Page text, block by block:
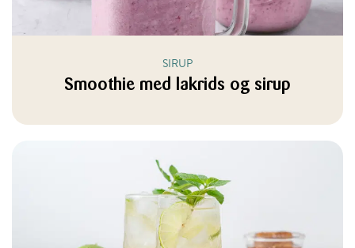
SIRUP
Smoothie med lakrids og sirup